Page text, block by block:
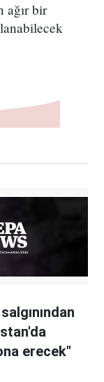
ağır bir
erecek"